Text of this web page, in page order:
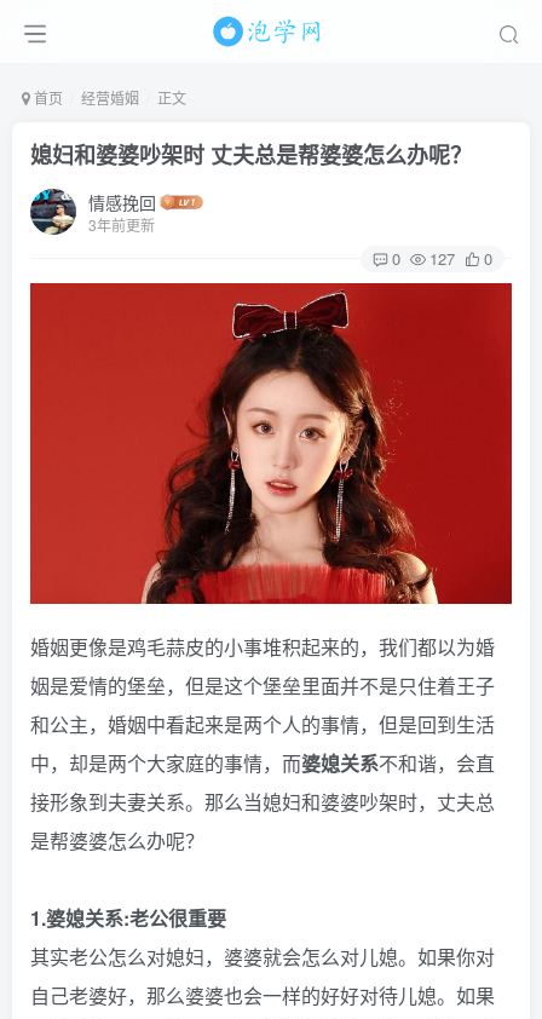
首页 经营婚姻 正文
媳妇和婆婆吵架时 丈夫总是帮婆婆怎么办呢？
情感挽回
3年前更新
0 127 0
婚姻更像是鸡毛蒜皮的小事堆积起来的，我们都以为婚
姻是爱情的堡垒，但是这个堡垒里面并不是只住着王子
和公主，婚姻中看起来是两个人的事情，但是回到生活
中，却是两个大家庭的事情，而婆媳关系不和谐，会直
接形象到夫妻关系。那么当媳妇和婆婆吵架时，丈夫总
是帮婆婆怎么办呢？
1.婆媳关系:老公很重要
其实老公怎么对媳妇，婆婆就会怎么对儿媳。如果你对
自己老婆好，那么婆婆也会一样的好好对待儿媳。如果